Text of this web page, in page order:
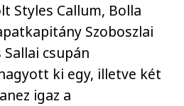
Styles Callum, Bolla
Szoboszlai
csupán
ki egy, illetve két
igaz a